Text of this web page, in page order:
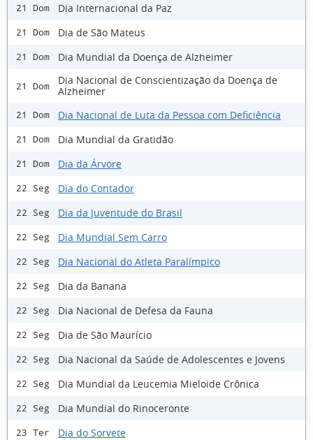
21 Dom Dia Internacional da Paz
21 Dom Dia de São Mateus
21 Dom Dia Mundial da Doença de Alzheimer
21 Dom
Dia Nacional de Conscientização da Doença de
Alzheimer
21 Dom Dia Nacional de Luta da Pessoa com Deficiência
21 Dom Dia Mundial da Gratidão
21 Dom Dia da Árvore
22 Seg Dia do Contador
22 Seg Dia da Juventude do Brasil
22 Seg Dia Mundial Sem Carro
22 Seg Dia Nacional do Atleta Paralímpico
22 Seg Dia da Banana
22 Seg Dia Nacional de Defesa da Fauna
22 Seg Dia de São Maurício
22 Seg Dia Nacional da Saúde de Adolescentes e Jovens
22 Seg Dia Mundial da Leucemia Mieloide Crônica
22 Seg Dia Mundial do Rinoceronte
23 Ter Dia do Sorvete